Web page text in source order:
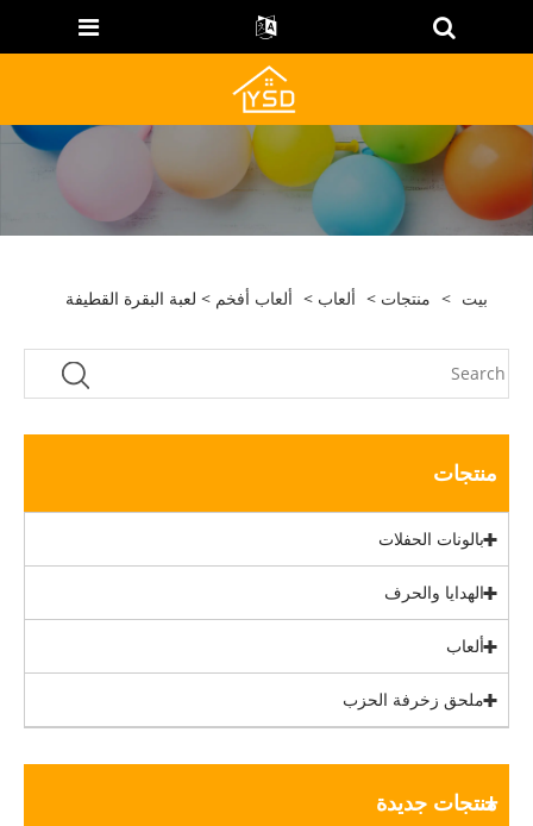
بيت > منتجات > ألعاب > ألعاب أفخم > لعبة البقرة القطيفة
منتجات
بالونات الحفلات
الهدايا والحرف
ألعاب
ملحق زخرفة الحزب
منتجات جديدة